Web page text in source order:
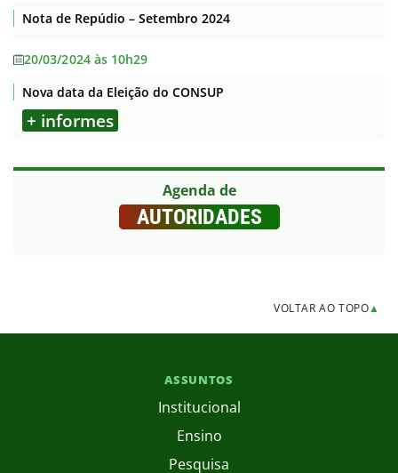
Nota de Repúdio – Setembro 2024
20/03/2024 às 10h29
Nova data da Eleição do CONSUP
+ informes
Agenda de
AUTORIDADES
VOLTAR AO TOPO▲
ASSUNTOS
Institucional
Ensino
Pesquisa